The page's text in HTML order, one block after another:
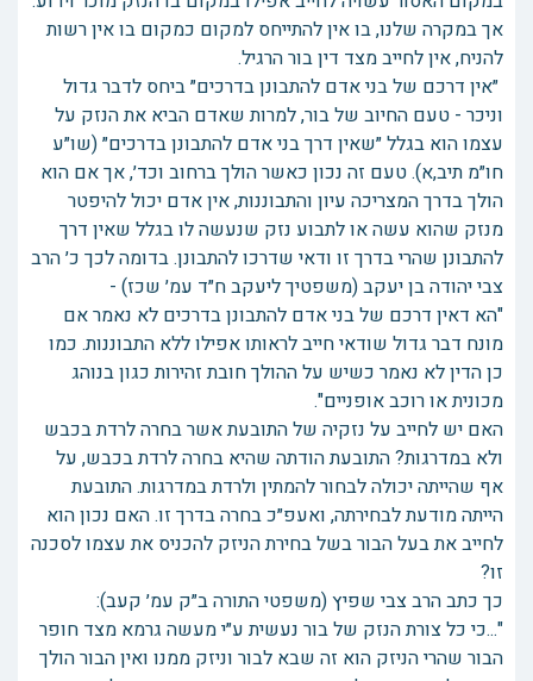
אך במקרה שלנו, בו אין להתייחס למקום כמקום בו אין רשות
להניח, אין לחייב מצד דין בור הרגיל.
״אין דרכם של בני אדם להתבונן בדרכים״ ביחס לדבר גדול
וניכר - טעם החיוב של בור, למרות שאדם הביא את הנזק על
עצמו הוא בגלל ״שאין דרך בני אדם להתבונן בדרכים״ (שו״ע
חו״מ תיב,א). טעם זה נכון כאשר הולך ברחוב וכד׳, אך אם הוא
הולך בדרך המצריכה עיון והתבוננות, אין אדם יכול להיפטר
מנזק שהוא עשה או לתבוע נזק שנעשה לו בגלל שאין דרך
להתבונן שהרי בדרך זו ודאי שדרכו להתבונן. בדומה לכך כ׳ הרב
צבי יהודה בן יעקב (משפטיך ליעקב ח״ד עמ׳ שכז) -
"הא דאין דרכם של בני אדם להתבונן בדרכים לא נאמר אם
מונח דבר גדול שודאי חייב לראותו אפילו ללא התבוננות. כמו
כן הדין לא נאמר כשיש על ההולך חובת זהירות כגון בנוהג
מכונית או רוכב אופניים".
האם יש לחייב על נזקיה של התובעת אשר בחרה לרדת בכבש
ולא במדרגות? התובעת הודתה שהיא בחרה לרדת בכבש, על
אף שהייתה יכולה לבחור להמתין ולרדת במדרגות. התובעת
הייתה מודעת לבחירתה, ואעפ״כ בחרה בדרך זו. האם נכון הוא
לחייב את בעל הבור בשל בחירת הניזק להכניס את עצמו לסכנה
זו?
כך כתב הרב צבי שפיץ (משפטי התורה ב״ק עמ׳ קעב):
"...כי כל צורת הנזק של בור נעשית ע״י מעשה גרמא מצד חופר
הבור שהרי הניזק הוא זה שבא לבור וניזק ממנו ואין הבור הולך